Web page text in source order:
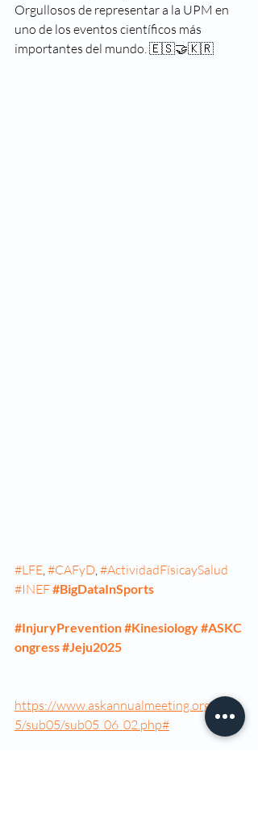
Orgullosos de representar a la UPM en
uno de los eventos científicos más
importantes del mundo. 🇪🇸🤝🇰🇷
#LFE #CAFyD #ActividadFísicaySalud
#INEF#BigDataInSports
#InjuryPrevention#Kinesiology#ASKC
ongress#Jeju2025
https://www.askannualmeeting.org/202
5/sub05/sub05_06_02.php#